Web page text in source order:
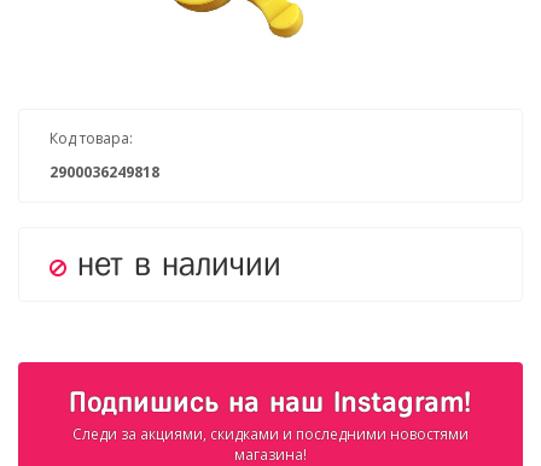
Код товара:
2900036249818
нет в наличии
Подпишись на наш Instagram!
Следи за акциями, скидками и последними новостями
магазина!